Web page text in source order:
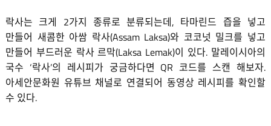
락사는 크게 2가지 종류로 분류되는데, 타마린드 즙을 넣고
만들어 새콤한 아쌈 락사(Assam Laksa)와 코코넛 밀크를 넣고
만들어 부드러운 락사 르막(Laksa Lemak)이 있다. 말레이시아의
국수 ‘락사’의 레시피가 궁금하다면 QR 코드를 스캔 해보자.
아세안문화원 유튜브 채널로 연결되어 동영상 레시피를 확인할
수 있다.